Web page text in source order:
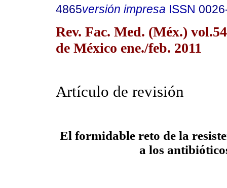
4865versión impresa ISSN
Rev. Fac. Med. (Méx.)
de México ene./feb. 2011
Artículo de revisión
El formidable reto de la
a los